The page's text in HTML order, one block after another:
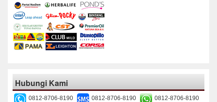
Hubungi Kami
0812-8706-8190 0812-8706-8190
0812-8706-8190